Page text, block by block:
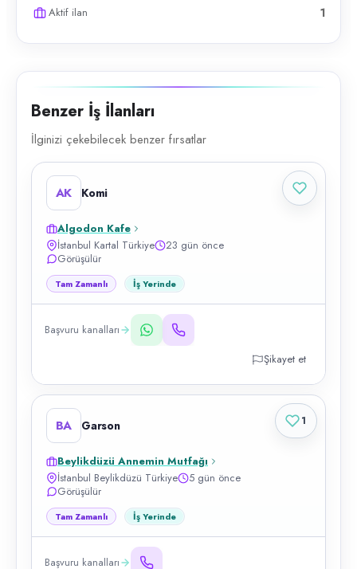
Aktif ilan 1
Benzer İş İlanları
İlginizi çekebilecek benzer fırsatlar
AK Komi
Algodon Kafe
İstanbul Kartal Türkiye
23 gün önce
Görüşülür
Tam Zamanlı İş Yerinde
Başvuru kanalları
Şikayet et
BA Garson
Beylikdüzü Annemin Mutfağı
İstanbul Beylikdüzü Türkiye
5 gün önce
Görüşülür
Tam Zamanlı İş Yerinde
Başvuru kanalları
1